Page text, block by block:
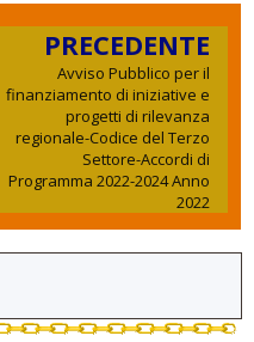
PRECEDENTE
Avviso Pubblico per il
finanziamento di iniziative e
progetti di rilevanza
regionale-Codice del Terzo
Settore-Accordi di
Programma 2022-2024 Anno
2022